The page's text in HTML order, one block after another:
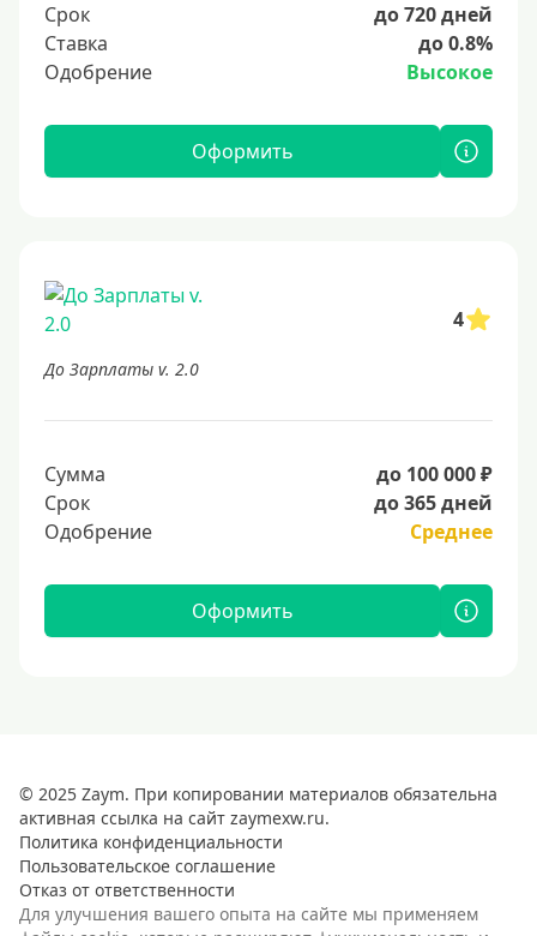
Срок
до 720 дней
Ставка
до 0.8%
Одобрение
Высокое
Оформить
4
До Зарплаты v. 2.0
Сумма
до 100 000 ₽
Срок
до 365 дней
Одобрение
Среднее
Оформить
© 2025 Zaym. При копировании материалов обязательна
активная ссылка на сайт zaymexw.ru.
Политика конфиденциальности
Пользовательское соглашение
Отказ от ответственности
Для улучшения вашего опыта на сайте мы применяем